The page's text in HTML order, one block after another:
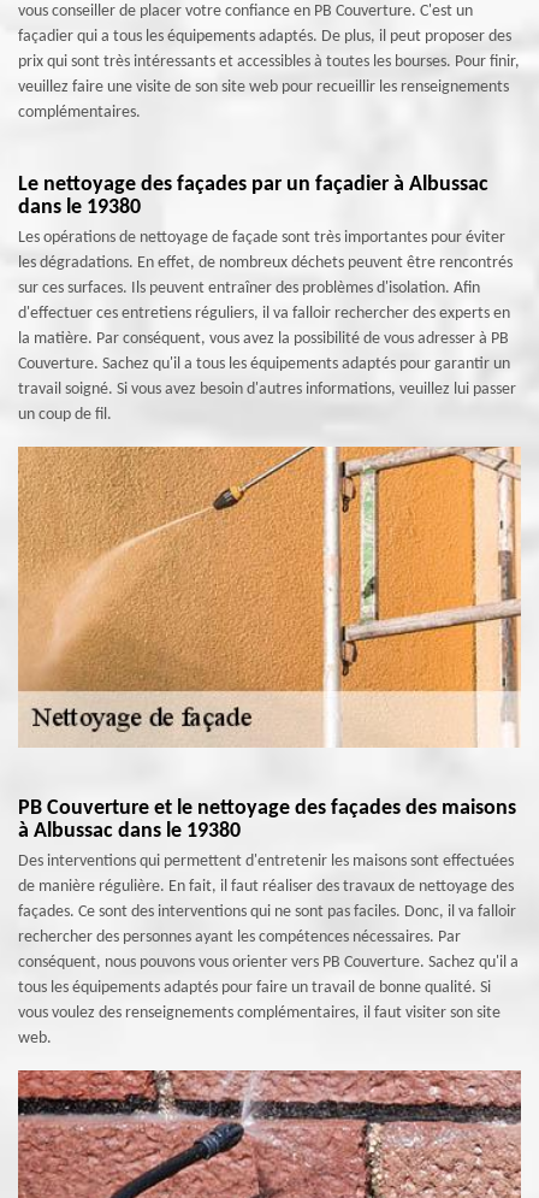
vous conseiller de placer votre confiance en PB Couverture. C'est un
façadier qui a tous les équipements adaptés. De plus, il peut proposer des
prix qui sont très intéressants et accessibles à toutes les bourses. Pour finir,
veuillez faire une visite de son site web pour recueillir les renseignements
complémentaires.
Le nettoyage des façades par un façadier à Albussac
dans le 19380
Les opérations de nettoyage de façade sont très importantes pour éviter
les dégradations. En effet, de nombreux déchets peuvent être rencontrés
sur ces surfaces. Ils peuvent entraîner des problèmes d'isolation. Afin
d'effectuer ces entretiens réguliers, il va falloir rechercher des experts en
la matière. Par conséquent, vous avez la possibilité de vous adresser à PB
Couverture. Sachez qu'il a tous les équipements adaptés pour garantir un
travail soigné. Si vous avez besoin d'autres informations, veuillez lui passer
un coup de fil.
PB Couverture et le nettoyage des façades des maisons
à Albussac dans le 19380
Des interventions qui permettent d'entretenir les maisons sont effectuées
de manière régulière. En fait, il faut réaliser des travaux de nettoyage des
façades. Ce sont des interventions qui ne sont pas faciles. Donc, il va falloir
rechercher des personnes ayant les compétences nécessaires. Par
conséquent, nous pouvons vous orienter vers PB Couverture. Sachez qu'il a
tous les équipements adaptés pour faire un travail de bonne qualité. Si
vous voulez des renseignements complémentaires, il faut visiter son site
web.